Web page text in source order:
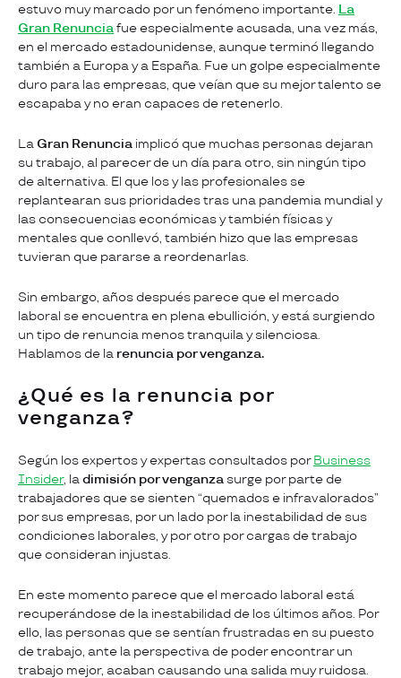
estuvo muy marcado por un fenómeno importante. La
Gran Renunciafue especialmente acusada, una vez más,
en el mercado estadounidense, aunque terminó llegando
también a Europa y a España. Fue un golpe especialmente
duro para las empresas, que veían que su mejor talento se
escapaba y no eran capaces de retenerlo.
La Gran Renuncia implicó que muchas personas dejaran
su trabajo, al parecer de un día para otro, sin ningún tipo
de alternativa. El que los y las profesionales se
replantearan sus prioridades tras una pandemia mundial y
las consecuencias económicas y también físicas y
mentales que conllevó, también hizo que las empresas
tuvieran que pararse a reordenarlas.
Sin embargo, años después parece que el mercado
laboral se encuentra en plena ebullición, y está surgiendo
un tipo de renuncia menos tranquila y silenciosa.
Hablamos de la renuncia por venganza.
¿Qué es la renuncia por
venganza?
Según los expertos y expertas consultados porBusiness
Insider, ladimisión por venganza surge por parte de
trabajadores que se sienten “quemados e infravalorados”
por sus empresas, por un lado por la inestabilidad de sus
condiciones laborales, y por otro por cargas de trabajo
que consideran injustas.
En este momento parece que el mercado laboral está
recuperándose de la inestabilidad de los últimos años. Por
ello, las personas que se sentían frustradas en su puesto
de trabajo, ante la perspectiva de poder encontrar un
trabajo mejor, acaban causando una salida muy ruidosa.